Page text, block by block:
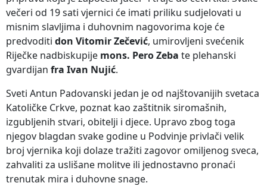
večeri od 19 sati vjernici će imati priliku sudjelovati u
misnim slavljima i duhovnim nagovorima koje će
predvoditi don Vitomir Zečević, umirovljeni svećenik
Riječke nadbiskupije mons. Pero Zeba te plehanski
gvardijan fra Ivan Nujić.
Sveti Antun Padovanski jedan je od najštovanijih svetaca
Katoličke Crkve, poznat kao zaštitnik siromašnih,
izgubljenih stvari, obitelji i djece. Upravo zbog toga
njegov blagdan svake godine u Podvinje privlači velik
broj vjernika koji dolaze tražiti zagovor omiljenog sveca,
zahvaliti za uslišane molitve ili jednostavno pronaći
trenutak mira i duhovne snage.